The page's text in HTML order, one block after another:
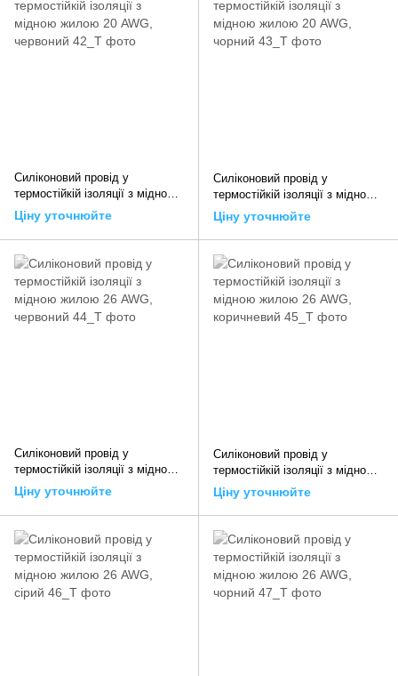
Силіконовий провід у
термостійкій ізоляції з мідною
жилою 20 AWG, червоний
Ціну уточнюйте
Силіконовий провід у
термостійкій ізоляції з мідною
жилою 20 AWG, чорний
Ціну уточнюйте
Силіконовий провід у
термостійкій ізоляції з мідною
жилою 26 AWG, червоний
Ціну уточнюйте
Силіконовий провід у
термостійкій ізоляції з мідною
жилою 26 AWG, коричневий
Ціну уточнюйте